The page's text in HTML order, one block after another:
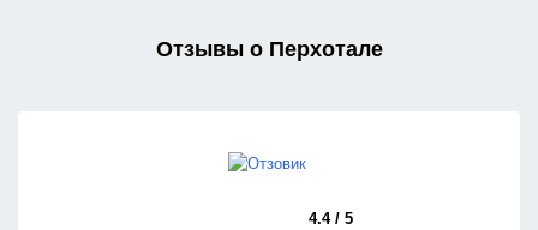
Отзывы о Перхотале
4.4 / 5